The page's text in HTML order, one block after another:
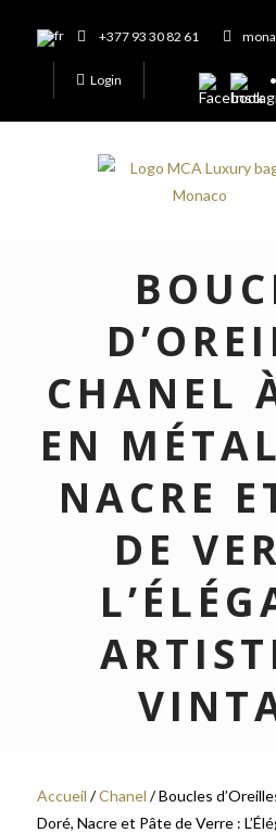
+377 93 30 82 61
Login
CHANEL
EN
NACRE
DE
Accueil /Chanel / Boucles
Doré, Nacre et Pâte de Verre :